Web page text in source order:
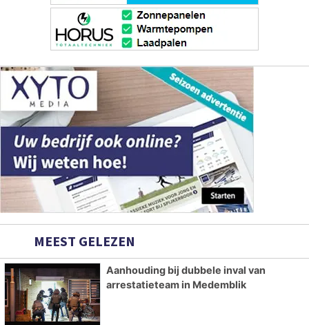
MEEST GELEZEN
Aanhouding bij dubbele inval van
arrestatieteam in Medemblik